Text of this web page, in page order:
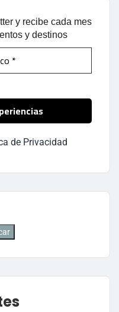
y recibe cada mes
y destinos
de Privacidad